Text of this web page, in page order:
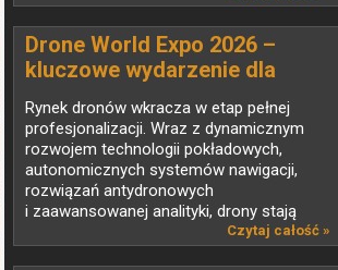
Drone World Expo 2026 –
kluczowe wydarzenie dla
branży UAV w Polsce
Rynek dronów wkracza w etap pełnej
profesjonalizacji. Wraz z dynamicznym
rozwojem technologii pokładowych,
autonomicznych systemów nawigacji,
rozwiązań antydronowych
i zaawansowanej analityki, drony stają
Czytaj całość »